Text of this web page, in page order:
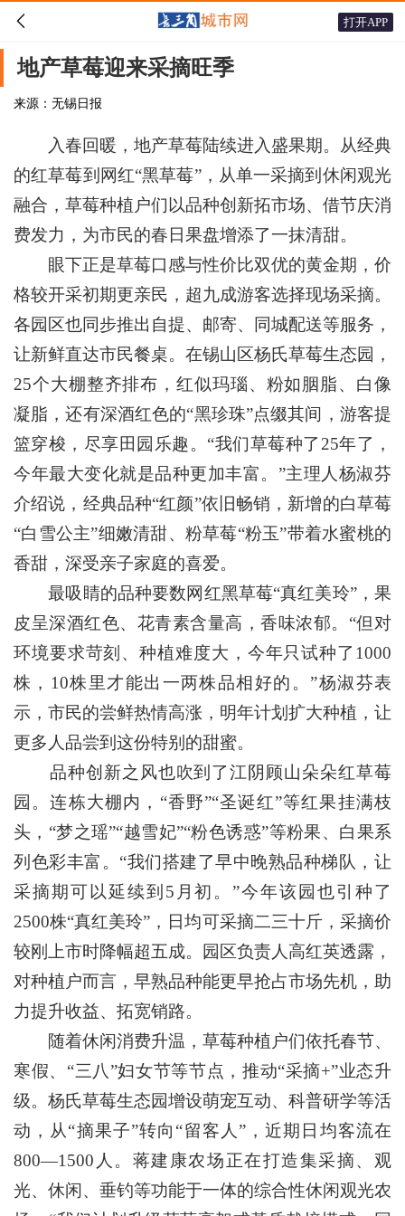
 打开APP
地产草莓迎来采摘旺季
来源：无锡日报
入春回暖，地产草莓陆续进入盛果期。从经典
的红草莓到网红“黑草莓”，从单一采摘到休闲观光
融合，草莓种植户们以品种创新拓市场、借节庆消
费发力，为市民的春日果盘增添了一抹清甜。
眼下正是草莓口感与性价比双优的黄金期，价
格较开采初期更亲民，超九成游客选择现场采摘。
各园区也同步推出自提、邮寄、同城配送等服务，
让新鲜直达市民餐桌。在锡山区杨氏草莓生态园，
25个大棚整齐排布，红似玛瑙、粉如胭脂、白像
凝脂，还有深酒红色的“黑珍珠”点缀其间，游客提
篮穿梭，尽享田园乐趣。“我们草莓种了25年了，
今年最大变化就是品种更加丰富。”主理人杨淑芬
介绍说，经典品种“红颜”依旧畅销，新增的白草莓
“白雪公主”细嫩清甜、粉草莓“粉玉”带着水蜜桃的
香甜，深受亲子家庭的喜爱。
最吸睛的品种要数网红黑草莓“真红美玲”，果
皮呈深酒红色、花青素含量高，香味浓郁。“但对
环境要求苛刻、种植难度大，今年只试种了1000
株，10株里才能出一两株品相好的。”杨淑芬表
示，市民的尝鲜热情高涨，明年计划扩大种植，让
更多人品尝到这份特别的甜蜜。
品种创新之风也吹到了江阴顾山朵朵红草莓
园。连栋大棚内，“香野”“圣诞红”等红果挂满枝
头，“梦之瑶”“越雪妃”“粉色诱惑”等粉果、白果系
列色彩丰富。“我们搭建了早中晚熟品种梯队，让
采摘期可以延续到5月初。”今年该园也引种了
2500株“真红美玲”，日均可采摘二三十斤，采摘价
较刚上市时降幅超五成。园区负责人高红英透露，
对种植户而言，早熟品种能更早抢占市场先机，助
力提升收益、拓宽销路。
随着休闲消费升温，草莓种植户们依托春节、
寒假、“三八”妇女节等节点，推动“采摘+”业态升
级。杨氏草莓生态园增设萌宠互动、科普研学等活
动，从“摘果子”转向“留客人”，近期日均客流在
800—1500人。蒋建康农场正在打造集采摘、观
光、休闲、垂钓等功能于一体的综合性休闲观光农